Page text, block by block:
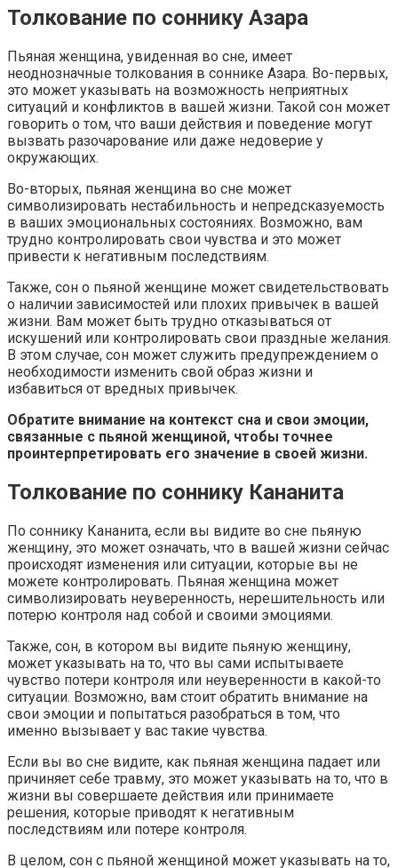
Толкование по соннику Азара
Пьяная женщина, увиденная во сне, имеет
неоднозначные толкования в соннике Азара. Во-первых,
это может указывать на возможность неприятных
ситуаций и конфликтов в вашей жизни. Такой сон может
говорить о том, что ваши действия и поведение могут
вызвать разочарование или даже недоверие у
окружающих.
Во-вторых, пьяная женщина во сне может
символизировать нестабильность и непредсказуемость
в ваших эмоциональных состояниях. Возможно, вам
трудно контролировать свои чувства и это может
привести к негативным последствиям.
Также, сон о пьяной женщине может свидетельствовать
о наличии зависимостей или плохих привычек в вашей
жизни. Вам может быть трудно отказываться от
искушений или контролировать свои праздные желания.
В этом случае, сон может служить предупреждением о
необходимости изменить свой образ жизни и
избавиться от вредных привычек.
Обратите внимание на контекст сна и свои эмоции,
связанные с пьяной женщиной, чтобы точнее
проинтерпретировать его значение в своей жизни.
Толкование по соннику Кананита
По соннику Кананита, если вы видите во сне пьяную
женщину, это может означать, что в вашей жизни сейчас
происходят изменения или ситуации, которые вы не
можете контролировать. Пьяная женщина может
символизировать неуверенность, нерешительность или
потерю контроля над собой и своими эмоциями.
Также, сон, в котором вы видите пьяную женщину,
может указывать на то, что вы сами испытываете
чувство потери контроля или неуверенности в какой-то
ситуации. Возможно, вам стоит обратить внимание на
свои эмоции и попытаться разобраться в том, что
именно вызывает у вас такие чувства.
Если вы во сне видите, как пьяная женщина падает или
причиняет себе травму, это может указывать на то, что в
жизни вы совершаете действия или принимаете
решения, которые приводят к негативным
последствиям или потере контроля.
В целом, сон с пьяной женщиной может указывать на то,